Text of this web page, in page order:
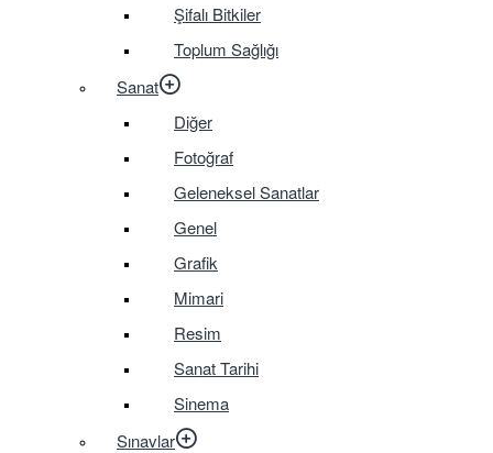
Şifalı Bitkiler
Toplum Sağlığı
Sanat
Diğer
Fotoğraf
Geleneksel Sanatlar
Genel
Grafik
Mimari
Resim
Sanat Tarihi
Sinema
Sınavlar